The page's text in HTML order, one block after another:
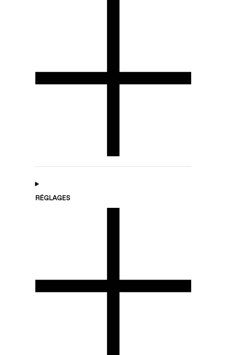
RÉGLAGES